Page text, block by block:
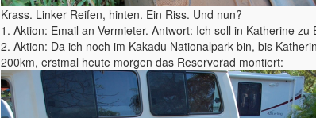
Krass. Linker Reifen, hinten. Ein Riss. Und nun?
1. Aktion: Email an Vermieter. Antwort: Ich soll in Katherine zu
2. Aktion: Da ich noch im Kakadu Nationalpark bin, bis
200km, erstmal heute morgen das Reserverad montiert: